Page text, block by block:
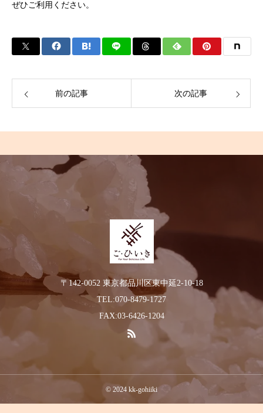
ぜひご利用ください。
前の記事 次の記事
〒142-0052 東京都品川区東中延2-10-18
TEL:070-8479-1727
FAX:03-6426-1204
© 2024 kk-gohiiki